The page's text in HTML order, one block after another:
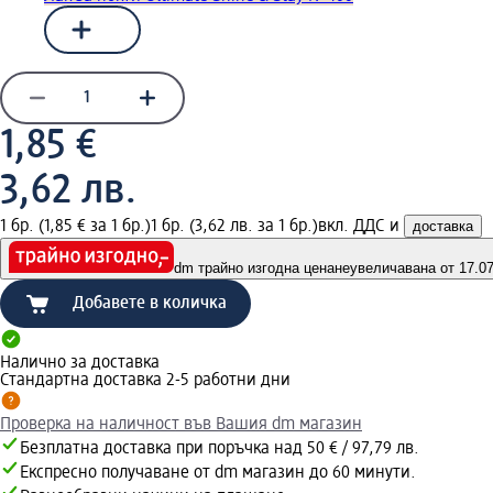
1,85 €
3,62 лв.
1 бр. (1,85 € за 1 бр.)1 бр. (3,62 лв. за 1 бр.)вкл. ДДС и доставка
dm трайно изгодна ценанеувеличавана от
Добавете в количка
Налично за доставка
Стандартна доставка 2-5 работни дни
Проверка на наличност във Вашия dm магазин
Безплатна доставка при поръчка над 50 € / 97,79 лв.
Експресно получаване от dm магазин до 60 минути.